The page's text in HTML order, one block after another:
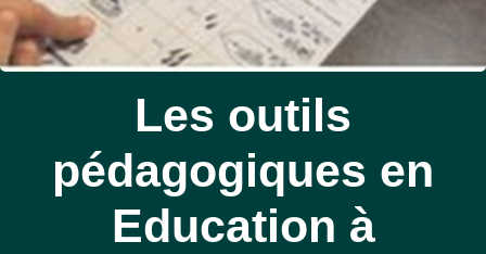
Les outils
pédagogiques en
Education à